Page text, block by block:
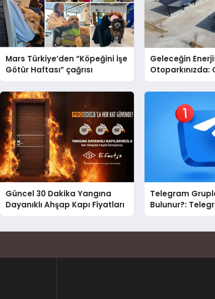
Mars Türkiye’den “Köpeğini İşe
Götür Haftası” çağrısı
Geleceğin
Otoparkınızda:
Carport (Solar
Nedir?
Güncel 30 Dakika Yangına
Dayanıklı Ahşap Kapı Fiyatları
Telegram
Bulunur?:
Topluluk